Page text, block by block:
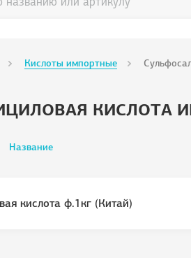
Кислоты импортные
КИСЛОТА
Название
кислота ф.1кг (Китай)